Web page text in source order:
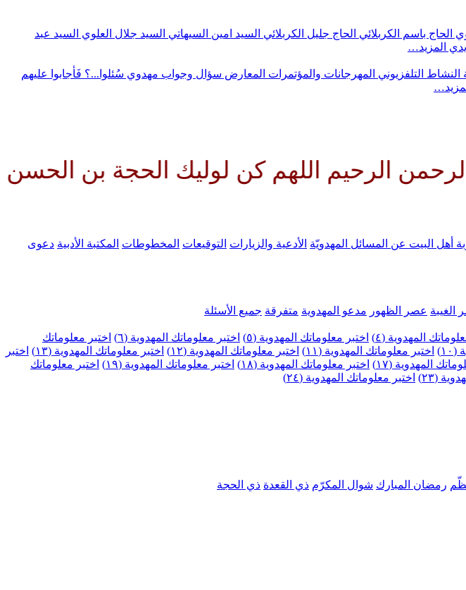
الحاج باسم الكربلائي الحاج جليل الكربلائي السيد امين السيهاتي السيد جلال العلوي السيد عبد
المزيد…
النشاط التلفزيوني المهرجانات والمؤتمرات المعارض سؤال وجواب مهدوي سُئلوا...؟ فَأجابوا عليهم
اللهم كن لوليك الحجة بن الحسن صلواتك
أهل البيت عن المسائل المهدويّة الأدعية والزيارات التوقيعات المخطوطات المكتبة الأدبية دعوى
الغيبة عصر الظهور مدعو المهدوية متفرقة جميع الأسئلة
المهدوية (٤) اختبر معلوماتك المهدوية (٥) اختبر معلوماتك المهدوية (٦)
اختبر معلوماتك
اختبر معلوماتك المهدوية (١١) اختبر معلوماتك المهدوية (١٢) اختبر معلوماتك المهدوية (١٣)
اختبر
المهدوية (١٧) اختبر معلوماتك المهدوية (١٨) اختبر معلوماتك المهدوية (١٩)
اختبر معلوماتك
(٢٣)
اختبر معلوماتك المهدوية (٢٤)
رمضان المبارك شوال المكرّم ذي القعدة ذي الحجة